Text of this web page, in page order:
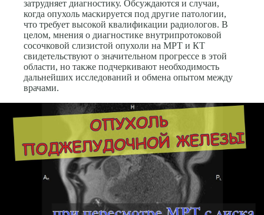
затрудняет диагностику. Обсуждаются и случаи,
когда опухоль маскируется под другие патологии,
что требует высокой квалификации радиологов. В
целом, мнения о диагностике внутрипротоковой
сосочковой слизистой опухоли на МРТ и КТ
свидетельствуют о значительном прогрессе в этой
области, но также подчеркивают необходимость
дальнейших исследований и обмена опытом между
врачами.